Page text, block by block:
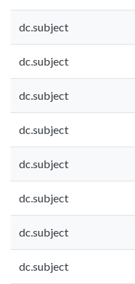
dc.subject
dc.subject
dc.subject
dc.subject
dc.subject
dc.subject
dc.subject
dc.subject